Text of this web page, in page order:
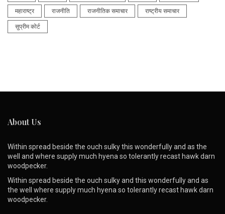
महाराष्ट्र राजनीति राजनीतिक समाचार राष्ट्रीय समाचार
सुप्रीम कोर्ट
About Us
Within spread beside the ouch sulky this wonderfully and as the
well and where supply much hyena so tolerantly recast hawk darn
woodpecker.
Within spread beside the ouch sulky and this wonderfully and as
the well where supply much hyena so tolerantly recast hawk darn
woodpecker.